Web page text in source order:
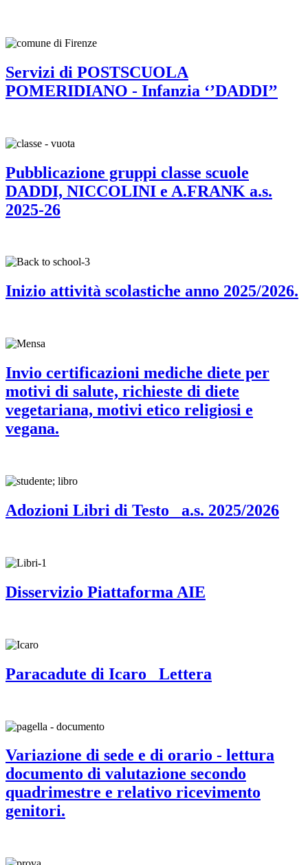
Servizi di POSTSCUOLA
POMERIDIANO - Infanzia ‘’DADDI’’
Pubblicazione gruppi classe scuole
DADDI, NICCOLINI e A.FRANK a.s.
2025-26
Inizio attività scolastiche anno 2025/2026.
Invio certificazioni mediche diete per
motivi di salute, richieste di diete
vegetariana, motivi etico religiosi e
vegana.
Adozioni Libri di Testo_ a.s. 2025/2026
Disservizio Piattaforma AIE
Paracadute di Icaro_ Lettera
Variazione di sede e di orario - lettura
documento di valutazione secondo
quadrimestre e relativo ricevimento
genitori.